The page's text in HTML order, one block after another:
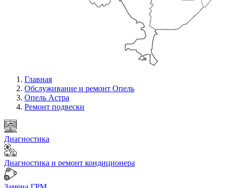
Главная
Обслуживание и ремонт Опель
Опель Астра
Ремонт подвески
Диагностика
Диагностика и ремонт кондиционера